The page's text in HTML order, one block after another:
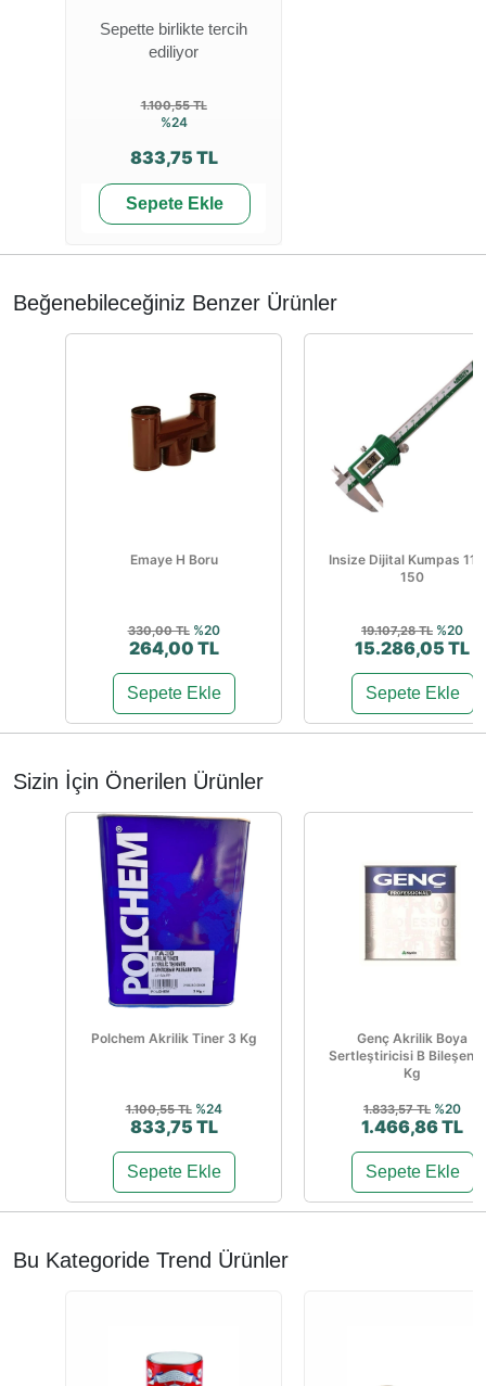
Sepette birlikte tercih
ediliyor
1.100,55 TL
%24
833,75 TL
Sepete Ekle
Beğenebileceğiniz Benzer Ürünler
Emaye H Boru
330,00 TL %20
264,00 TL
Sepete Ekle
Insize Dijital Kumpas
150
19.107,28 TL %20
15.286,05 TL
Sepete Ekle
Sizin İçin Önerilen Ürünler
Polchem Akrilik Tiner 3 Kg
1.100,55 TL %24
833,75 TL
Sepete Ekle
Genç Akrilik Boya
Sertleştiricisi B Bileşen
Kg
1.833,57 TL %20
1.466,86 TL
Sepete Ekle
Bu Kategoride Trend Ürünler